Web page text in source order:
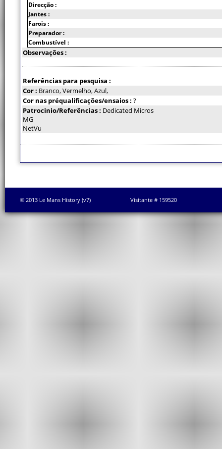
Direcção :
Jantes :
Farois :
Preparador :
Combustível :
Observações :
Referências para pesquisa :
Cor : Branco, Vermelho, Azul,
Cor nas préqualificações/ensaios : ?
Patrocinio/Referências : Dedicated Micros
MG
NetVu
© 2013 Le Mans History (v7) Visitante # 159520